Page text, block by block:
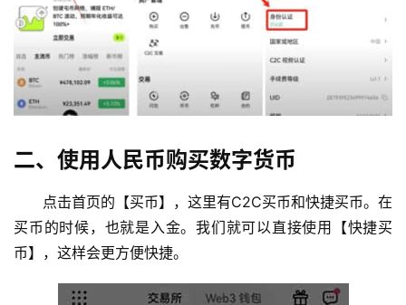
二、使用人民币购买数字货币
点击首页的【买币】，这里有C2C买币和快捷买币。在
买币的时候，也就是入金。我们就可以直接使用【快捷买
币】，这样会更方便快捷。